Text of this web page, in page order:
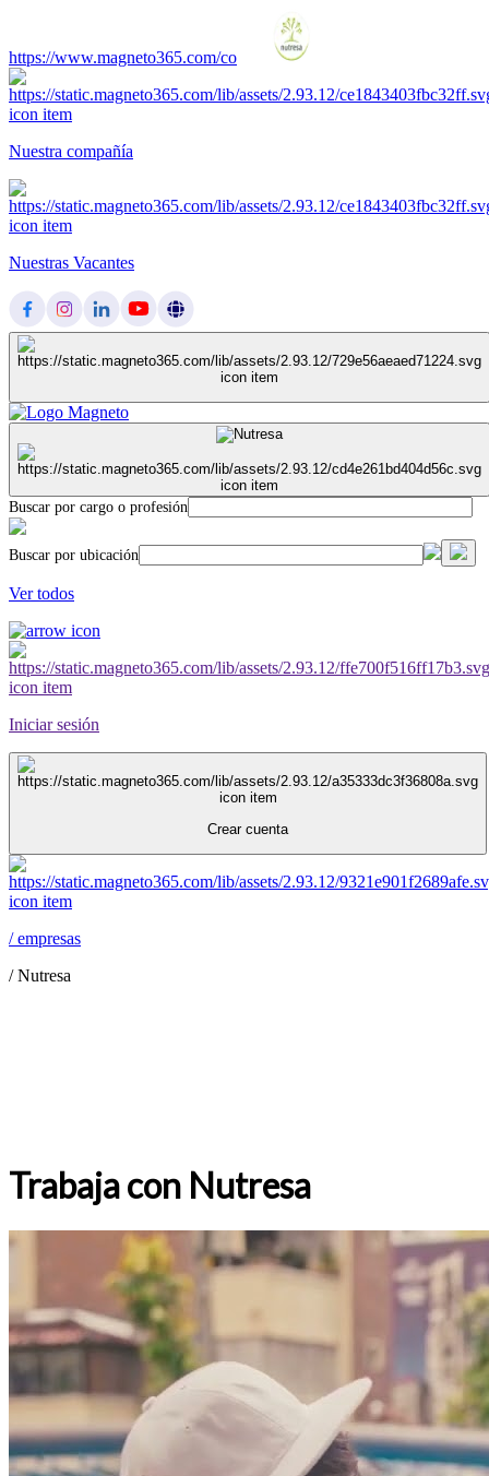
https://www.magneto365.com/co
Nuestra compañía
Nuestras Vacantes
Buscar por cargo o profesión
Buscar por ubicación
Ver todos
Iniciar sesión
Crear cuenta
/empresas
/Nutresa
Trabaja con Nutresa